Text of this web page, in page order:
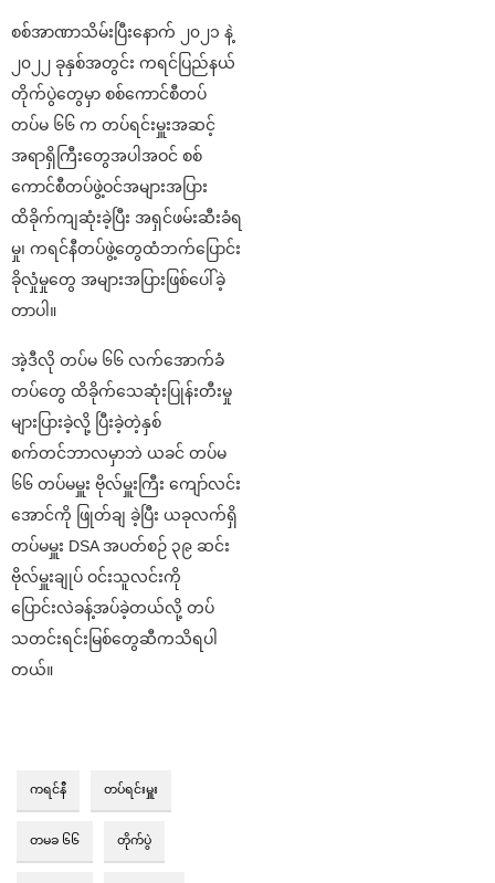
စစ်အာဏာသိမ်းပြီးနောက် ၂၀၂၁ နဲ့
၂၀၂၂ ခုနှစ်အတွင်း ကရင်ပြည်နယ်
တိုက်ပွဲတွေမှာ စစ်ကောင်စီတပ်
တပ်မ ၆၆ က တပ်ရင်းမှူးအဆင့်
အရာရှိကြီးတွေအပါအဝင် စစ်
ကောင်စီတပ်ဖွဲ့ဝင်အများအပြား
ထိခိုက်ကျဆုံးခဲ့ပြီး အရှင်ဖမ်းဆီးခံရ
မှု၊ ကရင်နီတပ်ဖွဲ့တွေထံဘက်ပြောင်း
ခိုလှုံမှုတွေ အများအပြားဖြစ်ပေါ်ခဲ့
တာပါ။
အဲ့ဒီလို တပ်မ ၆၆ လက်အောက်ခံ
တပ်တွေ ထိခိုက်သေဆုံးပြုန်းတီးမှု
များပြားခဲ့လို့ ပြီးခဲ့တဲ့နှစ်
စက်တင်ဘာလမှာဘဲ ယခင် တပ်မ
၆၆ တပ်မမှူး ဗိုလ်မှူးကြီး ကျော်လင်း
အောင်ကို ဖြုတ်ချ ခဲ့ပြီး ယခုလက်ရှိ
တပ်မမှူး DSA အပတ်စဉ် ၃၉ ဆင်း
ဗိုလ်မှူးချုပ် ဝင်းသူလင်းကို
ပြောင်းလဲခန့်အပ်ခဲ့တယ်လို့ တပ်
သတင်းရင်းမြစ်တွေဆီကသိရပါ
တယ်။
ကရင်နီ တပ်ရင်းမှူး
တမခ ၆၆ တိုက်ပွဲ